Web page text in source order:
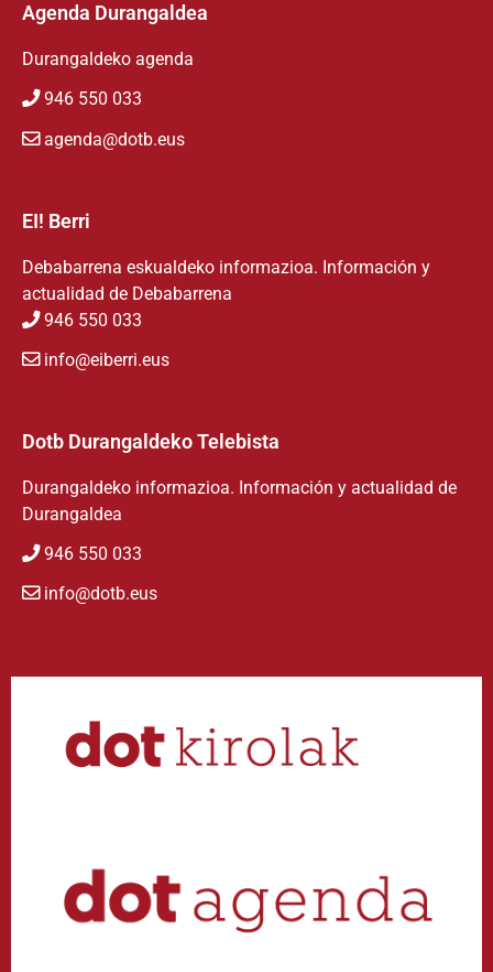
Agenda Durangaldea
Durangaldeko agenda
946 550 033
agenda@dotb.eus
EI! Berri
Debabarrena eskualdeko informazioa. Información y
actualidad de Debabarrena
946 550 033
info@eiberri.eus
Dotb Durangaldeko Telebista
Durangaldeko informazioa. Información y actualidad de
Durangaldea
946 550 033
info@dotb.eus